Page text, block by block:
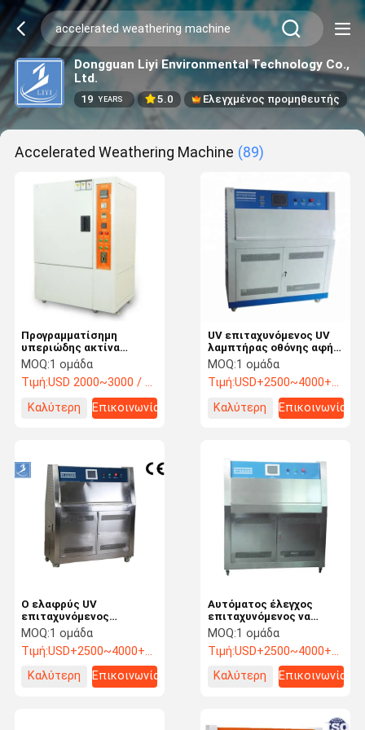
Dongguan Liyi Environmental Technology Co.,
Ltd.
19 YEARS 5.0 Ελεγχμένος προμηθευτής
Accelerated Weathering Machine (89)
Προγραμματίσημη
υπεριώδης ακτίνα
επιταχυνόμενη να
ξεπεράσει τη μηχανή
αντιδιαβρωτική
MOQ:1 ομάδα
Τιμή:USD 2000~3000 / Pieces
Καλύτερη
Επικοινωνία
UV επιταχυνόμενος UV
λαμπτήρας οθόνης αφής
μηχανών δοκιμής
γήρανσης
επιταχυνόμενος να
ξεπεράσει τον ελεγκτή
MOQ:1 ομάδα
Τιμή:USD+2500~4000+piece
Καλύτερη
Επικοινωνία
Ο ελαφρύς UV
επιταχυνόμενος
ξεπερνώντας ελεγκτής
ακτινοβολίας του ISO
ελέγχει αυτόματα
MOQ:1 ομάδα
Τιμή:USD+2500~4000+piece
Καλύτερη
Επικοινωνία
Αυτόματος έλεγχος
επιταχυνόμενος να
ξεπεράσει τον ελεγκτή
για τη βιομηχανία
μοτοσικλετών
MOQ:1 ομάδα
Τιμή:USD+2500~4000+piece
Καλύτερη
Επικοινωνία